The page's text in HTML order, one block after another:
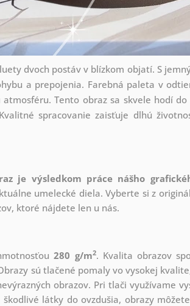
dvoch postáv v blízkom objatí. S
a prepojenia. Farebná paleta v
Tento obraz sa skvele hodí do
spracovanie zaisťuje dlhú
je výsledkom práce nášho
umelecké diela. Vyberte si z
ktoré nájdete len u nás.
280 g/m2. Kvalita obrazov
sú tlačené pomaly vo vysokej
obrazov. Pri tlači využívame
látky do ovzdušia, obrazy